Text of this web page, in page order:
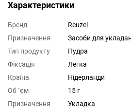
Характеристики
Бренд
Reuzel
Призначення
Засоби для
Тип продукту
Пудра
Фіксація
Легка
Країна
Нідерланди
Об `єм
15 г
Призначення
Укладка